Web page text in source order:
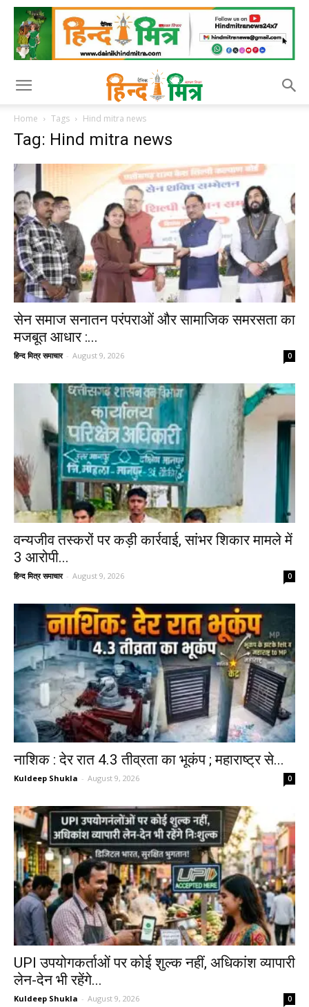
Home Tags Hind mitra news
Tag: Hind mitra news
सेन समाज सनातन परंपराओं और सामाजिक समरसता का
मजबूत आधार :...
हिन्द मित्र समाचार - August 9, 2026 0
वन्यजीव तस्करों पर कड़ी कार्रवाई, सांभर शिकार मामले में
3 आरोपी...
हिन्द मित्र समाचार - August 9, 2026 0
नाशिक : देर रात 4.3 तीव्रता का भूकंप ; महाराष्ट्र से...
Kuldeep Shukla - August 9, 2026 0
UPI उपयोगकर्ताओं पर कोई शुल्क नहीं, अधिकांश व्यापारी
लेन-देन भी रहेंगे...
Kuldeep Shukla - August 9, 2026 0